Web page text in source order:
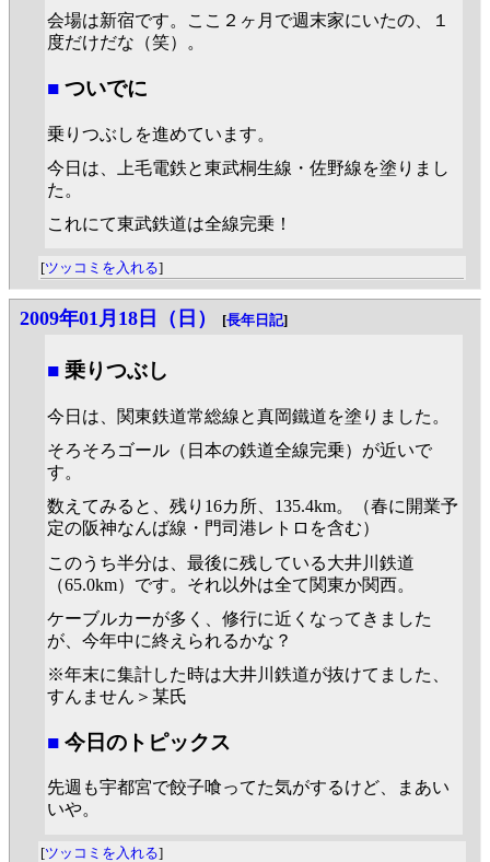
会場は新宿です。ここ２ヶ月で週末家にいたの、１
度だけだな（笑）。
■ ついでに
乗りつぶしを進めています。
今日は、上毛電鉄と東武桐生線・佐野線を塗りまし
た。
これにて東武鉄道は全線完乗！
[ツッコミを入れる]
2009年01月18日（日） [長年日記]
■ 乗りつぶし
今日は、関東鉄道常総線と真岡鐵道を塗りました。
そろそろゴール（日本の鉄道全線完乗）が近いで
す。
数えてみると、残り16カ所、135.4km。（春に開業予
定の阪神なんば線・門司港レトロを含む）
このうち半分は、最後に残している大井川鉄道
（65.0km）です。それ以外は全て関東か関西。
ケーブルカーが多く、修行に近くなってきました
が、今年中に終えられるかな？
※年末に集計した時は大井川鉄道が抜けてました、
すんません＞某氏
■ 今日のトピックス
先週も宇都宮で餃子喰ってた気がするけど、まあい
いや。
[ツッコミを入れる]